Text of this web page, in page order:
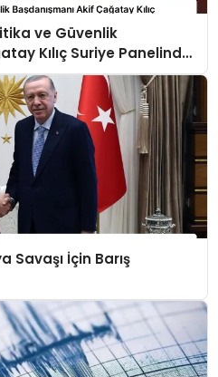
ve Güvenlik
Kılıç Suriye Panelinde
Savaşı İçin Barış